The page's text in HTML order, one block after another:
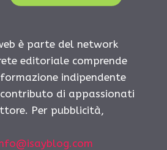
è parte del network
editoriale comprende
indipendente
di appassionati
Per pubblicità,